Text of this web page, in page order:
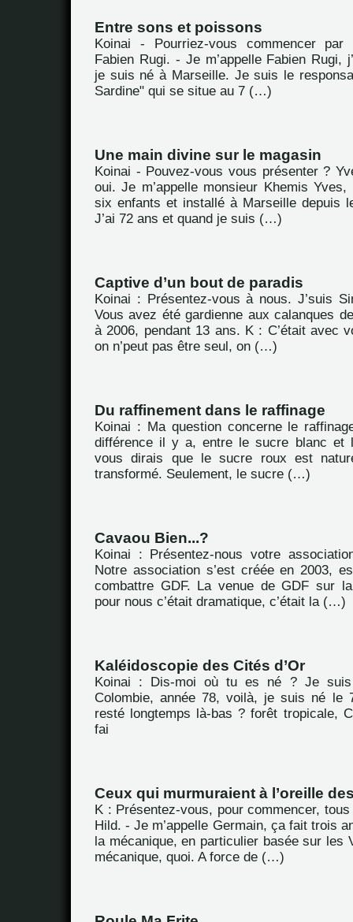
Entre sons et poissons
Koinai - Pourriez-vous commencer
Fabien Rugi. - Je m’appelle Fabien Rugi,
je suis né à Marseille. Je suis le
Sardine" qui se situe au 7 (…)
Une main divine sur le magasin
Koinai - Pouvez-vous vous présenter ?
oui. Je m’appelle monsieur Khemis
six enfants et installé à Marseille depuis
J’ai 72 ans et quand je suis (…)
Captive d’un bout de paradis
Koinai : Présentez-vous à nous. J’suis
Vous avez été gardienne aux calanques
à 2006, pendant 13 ans. K : C’était avec
on n’peut pas être seul, on (…)
Du raffinement dans le raffinage
Koinai : Ma question concerne le
différence il y a, entre le sucre blanc et
vous dirais que le sucre roux est
transformé. Seulement, le sucre (…)
Cavaou Bien...?
Koinai : Présentez-nous votre
Notre association s’est créée en 2003,
combattre GDF. La venue de GDF sur
pour nous c’était dramatique, c’était la (…)
Kaléidoscopie des Cités d’Or
Koinai : Dis-moi où tu es né ? Je
Colombie, année 78, voilà, je suis né
resté longtemps là-bas ? forêt tropicale,
fai
Ceux qui murmuraient à l’oreille
K : Présentez-vous, pour commencer,
Hild. - Je m’appelle Germain, ça fait trois
la mécanique, en particulier basée sur les
mécanique, quoi. A force de (…)